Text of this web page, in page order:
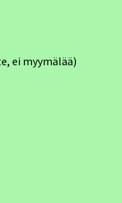
ei myymälää)